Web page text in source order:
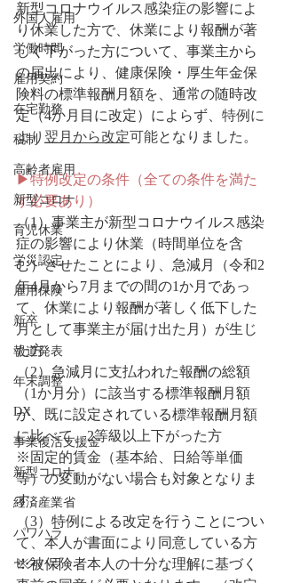
外国人雇用
労働時間
雇用契約
在宅勤務
税制
高齢者雇用
新型コロナ
育児休業
労災認定
雇用保険
新卒
報道発表
年末調整
DX
事業復活支援金
新型コロナ
経済産業省
パワハラ
セクハラ
新型コロナウイルス感染症の影響によ
り休業した方で、休業により報酬が著
しく下がった方について、事業主から
の届出により、健康保険・厚生年金保
険料の標準報酬月額を、通常の随時改
定（4か月目に改定）によらず、 特例に
より 翌月から改定可能となりました。
▶特例改定の条件（全ての条件を満た
す必要あり）
（1）事業主が新型コロナウイルス感染
症の影響により休業（時間単位を含
む）させたことにより、急減月（令和2
年4月から7月までの間の1か月であっ
て、休業により報酬が著しく低下した
月として事業主が届け出た月）が生じ
た方
（2）急減月に支払われた報酬の総額
（1か月分）に該当する標準報酬月額
が、既に設定されている標準報酬月額
に比べて、2等級以上下がった方
※固定的賃金（基本給、日給等単価
等）の変動がない場合も対象となりま
す。
（3）特例による改定を行うことについ
て、本人が書面により同意している方
※被保険者本人の十分な理解に基づく